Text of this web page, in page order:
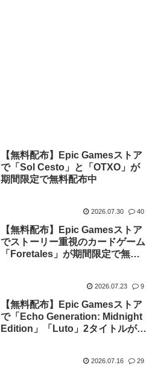
【無料配布】Epic Gamesストア
で「Sol Cesto」と「OTXO」が
期間限定で無料配布中
2026.07.30 40
【無料配布】Epic Gamesストア
でストーリー重視のカードゲーム
「Foretales」が期間限定で無料
2026.07.23 9
【無料配布】Epic Gamesストア
で「Echo Generation: Midnight
Edition」「Luto」2タイトルが期
2026.07.16 29